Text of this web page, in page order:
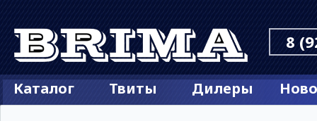
8
Каталог Твиты Дилеры